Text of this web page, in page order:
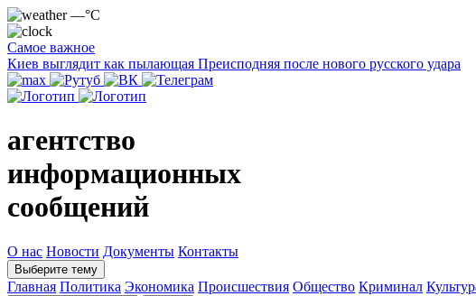
—°C
Самое важное
Киев выглядит как пылающая Преисподняя после нового русского удара
агентство
информационных
сообщений
О нас Новости Документы Контакты
Выберите тему
Главная Политика Экономика Происшествия Общество Криминал